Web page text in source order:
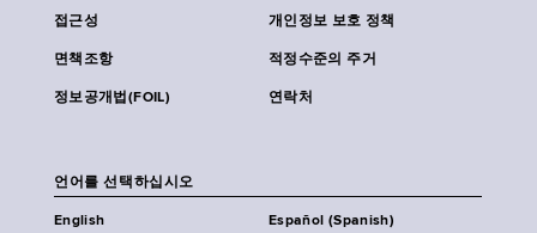
접근성 개인정보 보호 정책
면책조항 적정수준의 주거
정보공개법(FOIL) 연락처
언어를 선택하십시오
English Español (Spanish)